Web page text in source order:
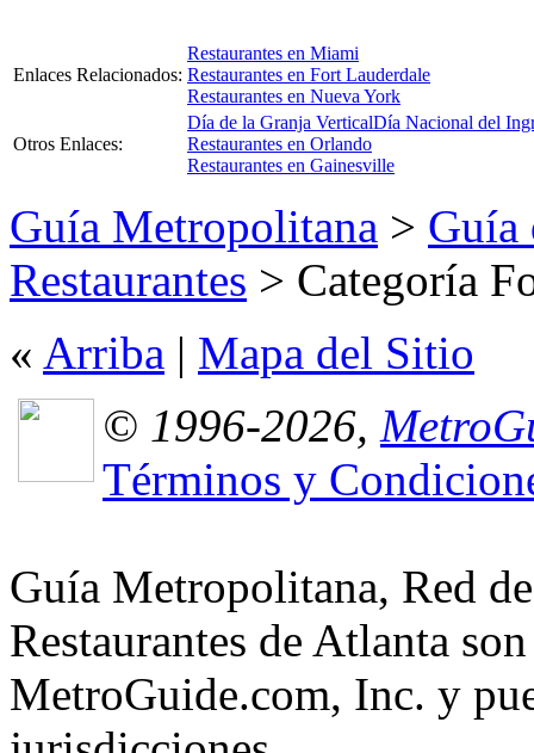
Enlaces Relacionados:
Restaurantes en Miami
Restaurantes en Fort Lauderdale
Restaurantes en Nueva York
Otros Enlaces:
Día de la Granja VerticalDía Nacional del
Restaurantes en Orlando
Restaurantes en Gainesville
Guía Metropolitana > Guía
Restaurantes > Categoría
« Arriba | Mapa del Sitio
© 1996-2026,
Términos y
Guía Metropolitana, Red
Restaurantes de Atlanta
MetroGuide.com, Inc. y